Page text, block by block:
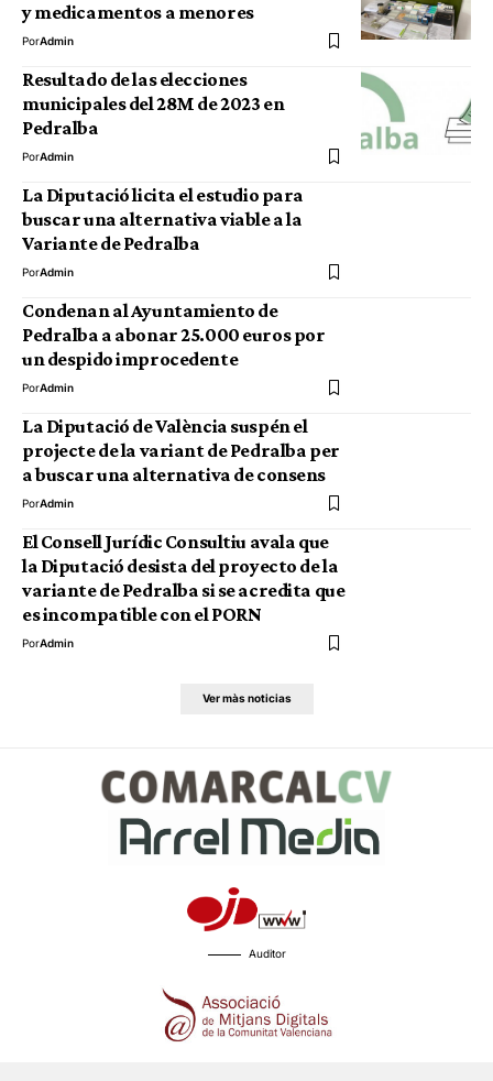
y medicamentos a menores
PorAdmin
Resultado de las elecciones
municipales del 28M de 2023 en
Pedralba
PorAdmin
La Diputació licita el estudio para
buscar una alternativa viable a la
Variante de Pedralba
PorAdmin
Condenan al Ayuntamiento de
Pedralba a abonar 25.000 euros por
un despido improcedente
PorAdmin
La Diputació de València suspén el
projecte de la variant de Pedralba per
a buscar una alternativa de consens
PorAdmin
El Consell Jurídic Consultiu avala que
la Diputació desista del proyecto de la
variante de Pedralba si se acredita que
es incompatible con el PORN
PorAdmin
Ver màs noticias
Auditor